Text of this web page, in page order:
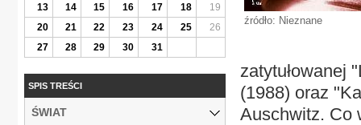
źródło: Nieznane
zatytułowanej
(1988) oraz
Auschwitz. Co
13
14 15 16 17 18
19
20
21 22 23 24 25
26
27
28 29 30 31
SPIS TREŚCI
ŚWIAT